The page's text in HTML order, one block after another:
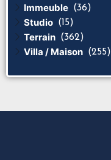
Immeuble (36)
Studio (15)
Terrain (362)
Villa / Maison (255)